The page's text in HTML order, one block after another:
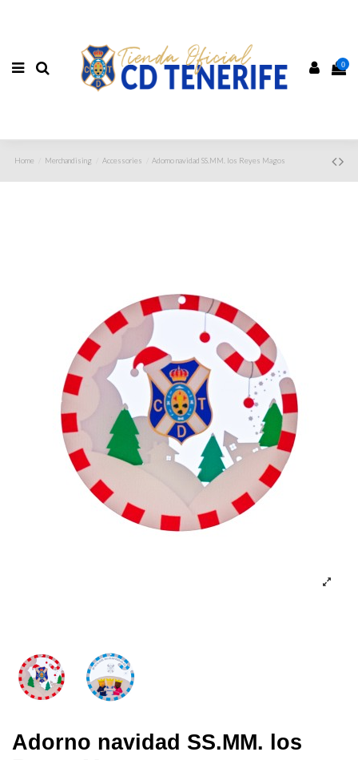
0
Home Merchandising Accessories Adorno navidad SS.MM. los Reyes Magos
Adorno navidad SS.MM. los